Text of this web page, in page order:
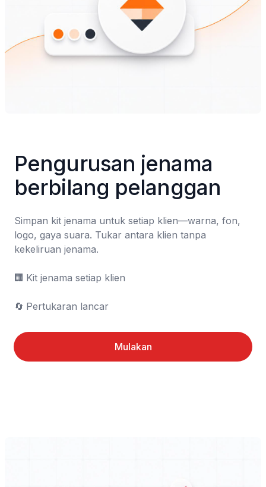
Pengurusan jenama
berbilang pelanggan
Simpan kit jenama untuk setiap klien—warna, fon,
logo, gaya suara. Tukar antara klien tanpa
kekeliruan jenama.
🏢	Kit jenama setiap klien
🔄	Pertukaran lancar
Mulakan